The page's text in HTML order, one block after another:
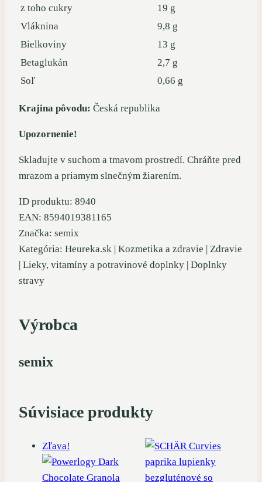
z toho cukry
19 g
Vláknina
9,8 g
Bielkoviny
13 g
Betaglukán
2,7 g
Soľ
0,66 g
Krajina pôvodu: Česká republika
Upozornenie!
Skladujte v suchom a tmavom prostredí. Chráňte pred
mrazom a priamym slnečným žiarením.
ID produktu: 8940
EAN: 8594019381165
Značka: semix
Kategória: Heureka.sk | Kozmetika a zdravie | Zdravie
| Lieky, vitamíny a potravinové doplnky | Doplnky
stravy
Výrobca
semix
Súvisiace produkty
Zľava!